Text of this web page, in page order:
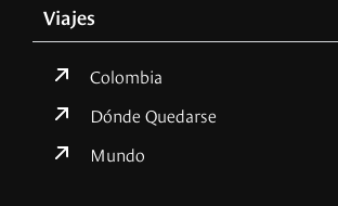
Viajes
Colombia
Dónde Quedarse
Mundo